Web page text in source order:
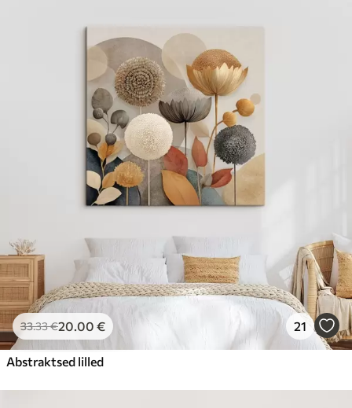
33.33€20.00 € 21
Abstraktsed lilled